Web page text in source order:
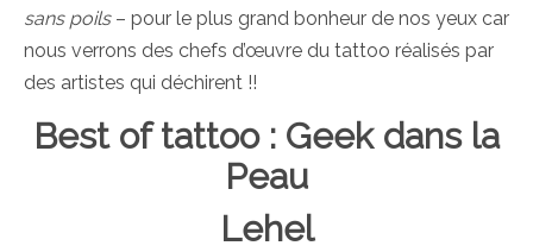
sans poils– pour le plus grand bonheur de nos yeux car
nous verrons des chefs d’œuvre du tattoo réalisés par
des artistes qui déchirent !!
Best of tattoo : Geek dans la
Peau
Lehel